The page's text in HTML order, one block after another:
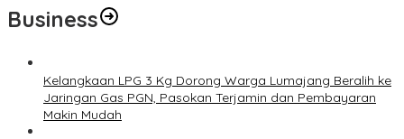
Business
Kelangkaan LPG 3 Kg Dorong Warga Lumajang Beralih ke
Jaringan Gas PGN, Pasokan Terjamin dan Pembayaran
Makin Mudah